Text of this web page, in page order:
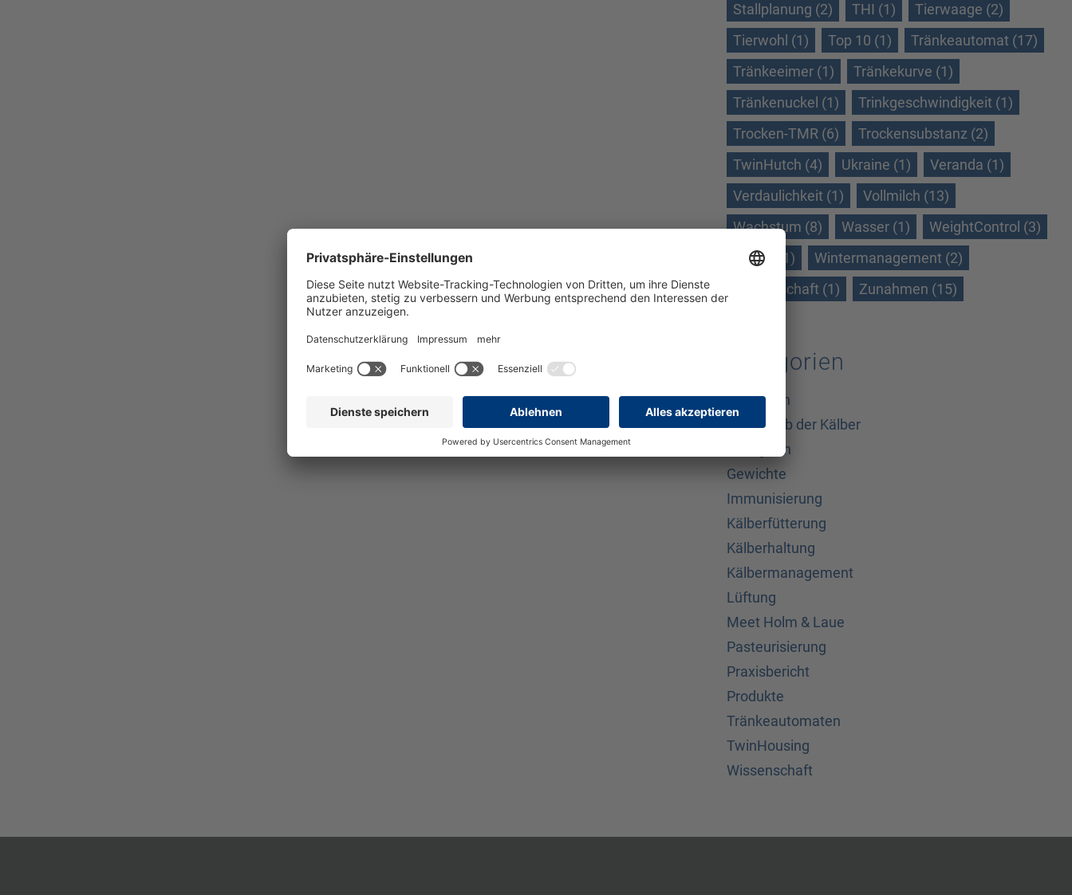
Stallplanung (2)
THI (1)
Tierwaage (2)
Tierwohl (1)
Top 10 (1)
Tränkeautomat (17)
Tränkeeimer (1)
Tränkekurve (1)
Tränkenuckel (1)
Trinkgeschwindigkeit (1)
Trocken-TMR (6)
Trockensubstanz (2)
TwinHutch (4)
Ukraine (1)
Veranda (1)
Verdaulichkeit (1)
Vollmilch (13)
Wachstum (8)
Wasser (1)
WeightControl (3)
Winter (1)
Wintermanagement (2)
Wissenschaft (1)
Zunahmen (15)
Kategorien
Allgemein
Außerhalb der Kälber
Biologisch
Gewichte
Immunisierung
Kälberfütterung
Kälberhaltung
Kälbermanagement
Lüftung
Meet Holm & Laue
Pasteurisierung
Praxisbericht
Produkte
Tränkeautomaten
TwinHousing
Wissenschaft